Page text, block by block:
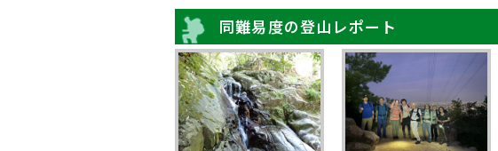
同難易度の登山レポート